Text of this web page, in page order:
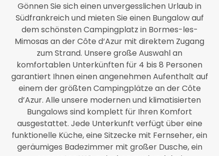
Gönnen Sie sich einen unvergesslichen Urlaub in
Südfrankreich und mieten Sie einen Bungalow auf
dem schönsten Campingplatz in Bormes-les-
Mimosas an der Côte d‘Azur mit direktem Zugang
zum Strand. Unsere große Auswahl an
komfortablen Unterkünften für 4 bis 8 Personen
garantiert Ihnen einen angenehmen Aufenthalt auf
einem der größten Campingplätze an der Côte
d’Azur. Alle unsere modernen und klimatisierten
Bungalows sind komplett für Ihren Komfort
ausgestattet. Jede Unterkunft verfügt über eine
funktionelle Küche, eine Sitzecke mit Fernseher, ein
geräumiges Badezimmer mit großer Dusche, ein